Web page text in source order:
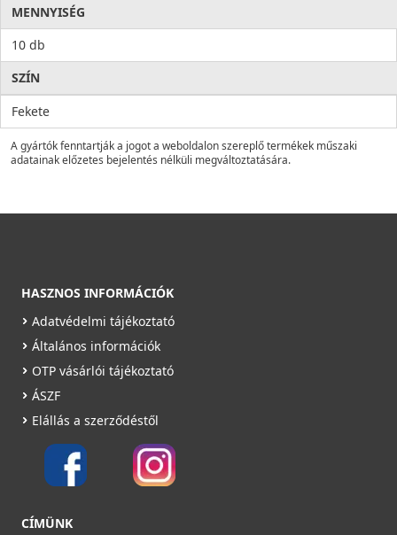
MENNYISÉG
10 db
SZÍN
Fekete
A gyártók fenntartják a jogot a weboldalon szereplő termékek műszaki
adatainak előzetes bejelentés nélküli megváltoztatására.
HASZNOS INFORMÁCIÓK
Adatvédelmi tájékoztató
Általános információk
OTP vásárlói tájékoztató
ÁSZF
Elállás a szerződéstől
CÍMÜNK